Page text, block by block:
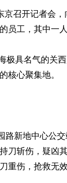
京召开记者会
员工，其中一
极具名气的关
核心聚集地。
路新地中心公
刀斩伤，疑凶
重伤，抢救无效